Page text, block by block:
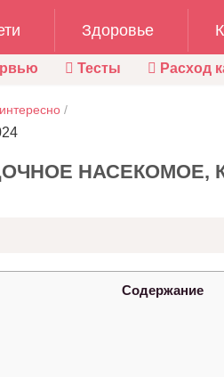
Здоровье
Тесты Расход
/
НАСЕКОМОЕ,
Содержание